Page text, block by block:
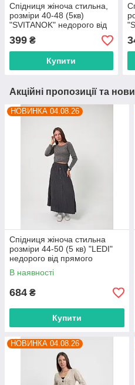
Спідниця жіноча стильна,
розміри 40-48 (5кв)
"SVITANOK" недорого від
прямого постачальника
399 ₴
Купити
Акційні пропозиції та
НОВИНКА 04.08.26
Спідниця жіноча стильна
розміри 44-50 (5 кв) "LEDI"
недорого від прямого
постачальника
В наявності
684 ₴
Купити
НОВИНКА 04.08.26